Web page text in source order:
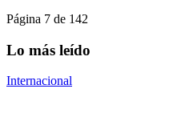
Página 7 de 142
Lo más leído
Internacional